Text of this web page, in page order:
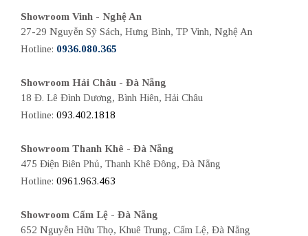
Showroom Vinh - Nghệ An
27-29 Nguyễn Sỹ Sách, Hưng Bình, TP Vinh, Nghệ An
Hotline: 0936.080.365
Showroom Hải Châu - Đà Nẵng
18 Đ. Lê Đình Dương, Bình Hiên, Hải Châu
Hotline: 093.402.1818
Showroom Thanh Khê - Đà Nẵng
475 Điện Biên Phủ, Thanh Khê Đông, Đà Nẵng
Hotline: 0961.963.463
Showroom Cẩm Lệ - Đà Nẵng
652 Nguyễn Hữu Thọ, Khuê Trung, Cẩm Lệ, Đà Nẵng